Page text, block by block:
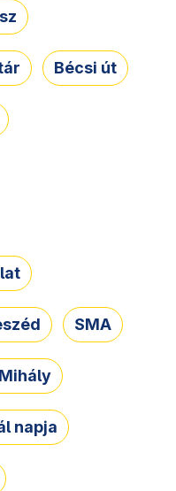
Bécsi út
SMA
napja